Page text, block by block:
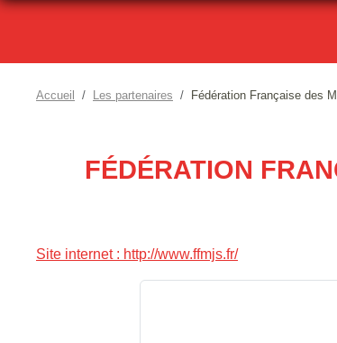
Accueil Les partenaires Fédération Française des
FÉDÉRATION
Site internet : http://www.ffmjs.fr/